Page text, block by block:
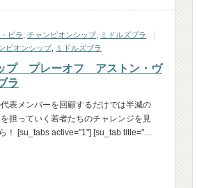
ビラ チャンピオンシップ,
ミドルズブラ
ピオンシップ, ミドルズブラ
プ プレーオフ アストン・ヴ
ラ
表メンバーを回顧するだけでは半減の
担っていく若者たちのチャレンジを見
！ [su_tabs active="1"] [su_tab title="…